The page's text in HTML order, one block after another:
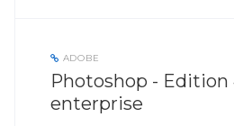
ADOBE
Photoshop - Edition
enterprise